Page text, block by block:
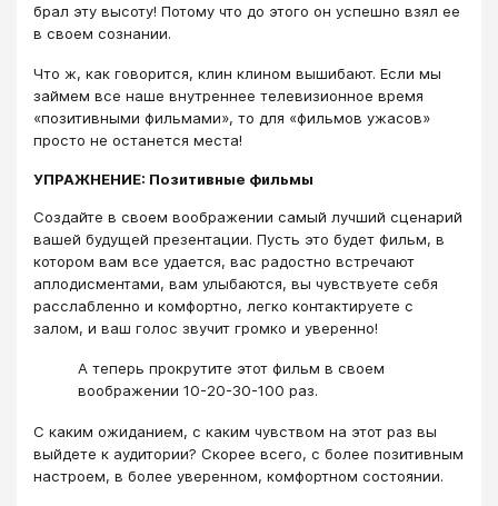
брал эту высоту! Потому что до этого он успешно взял ее
в своем сознании.
Что ж, как говорится, клин клином вышибают. Если мы
займем все наше внутреннее телевизионное время
«позитивными фильмами», то для «фильмов ужасов»
просто не останется места!
УПРАЖНЕНИЕ: Позитивные фильмы
Создайте в своем воображении самый лучший сценарий
вашей будущей презентации. Пусть это будет фильм, в
котором вам все удается, вас радостно встречают
аплодисментами, вам улыбаются, вы чувствуете себя
расслабленно и комфортно, легко контактируете с
залом, и ваш голос звучит громко и уверенно!
А теперь прокрутите этот фильм в своем
воображении 10-20-30-100 раз.
С каким ожиданием, с каким чувством на этот раз вы
выйдете к аудитории? Скорее всего, с более позитивным
настроем, в более уверенном, комфортном состоянии.